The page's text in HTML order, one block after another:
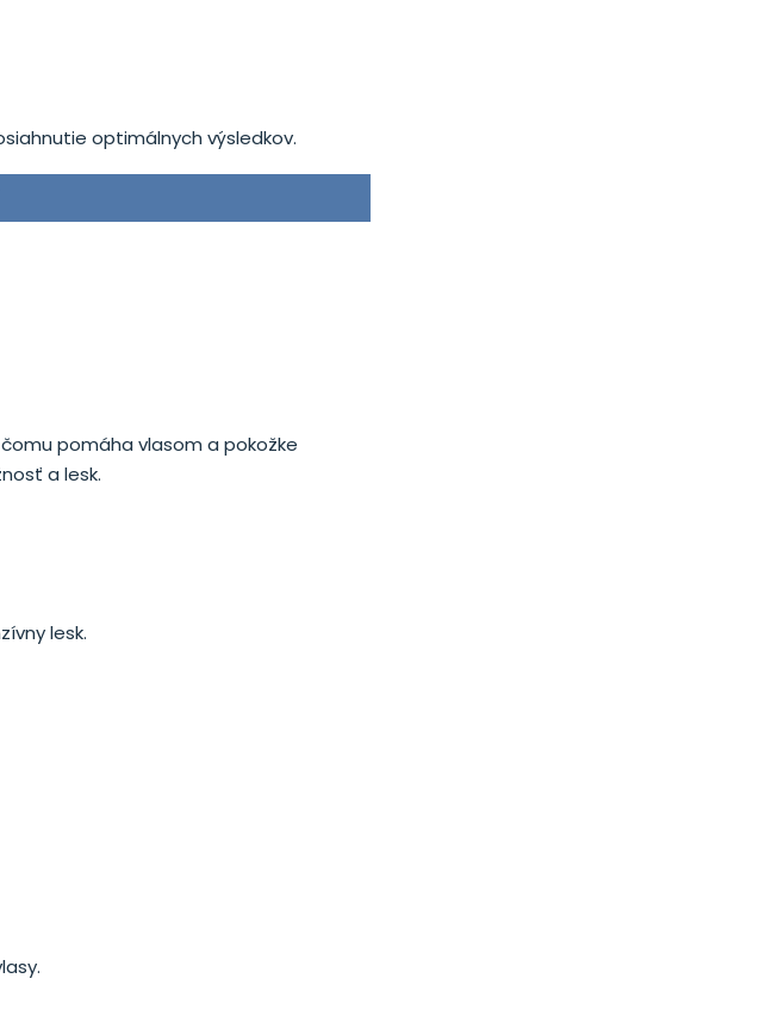
optimálnych výsledkov.
pomáha vlasom a pokožke
a lesk.
lesk.